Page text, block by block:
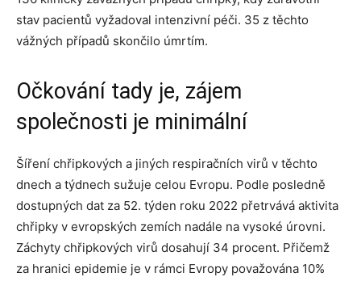
stav pacientů vyžadoval intenzivní péči. 35 z těchto
vážných případů skončilo úmrtím.
Očkování tady je, zájem
společnosti je minimální
Šíření chřipkových a jiných respiračních virů v těchto
dnech a týdnech sužuje celou Evropu. Podle posledně
dostupných dat za 52. týden roku 2022 přetrvává aktivita
chřipky v evropských zemích nadále na vysoké úrovni.
Záchyty chřipkových virů dosahují 34 procent. Přičemž
za hranici epidemie je v rámci Evropy považována 10%